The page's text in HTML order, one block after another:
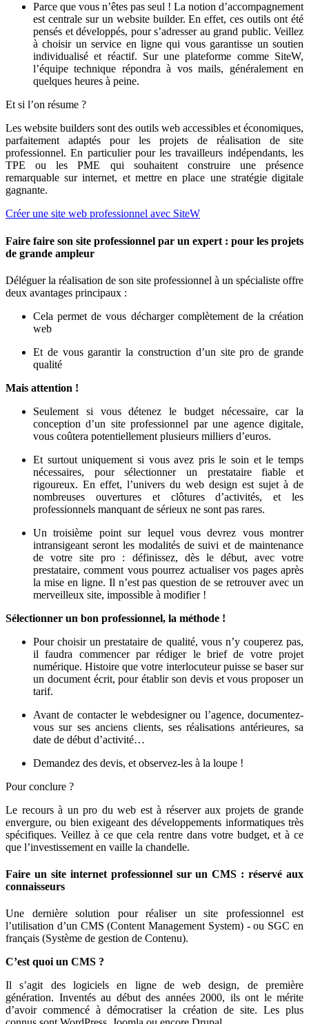
Parce que vous n’êtes pas seul ! La notion d’accompagnement
est centrale sur un website builder. En effet, ces outils ont été
pensés et développés, pour s’adresser au grand public. Veillez
à choisir un service en ligne qui vous garantisse un soutien
individualisé et réactif. Sur une plateforme comme SiteW,
l’équipe technique répondra à vos mails, généralement en
quelques heures à peine.
Et si l’on résume ?
Les website builders sont des outils web accessibles et économiques,
parfaitement adaptés pour les projets de réalisation de site
professionnel. En particulier pour les travailleurs indépendants, les
TPE ou les PME qui souhaitent construire une présence
remarquable sur internet, et mettre en place une stratégie digitale
gagnante.
Créer une site web professionnel avec SiteW
Faire faire son site professionnel par un expert : pour les projets
de grande ampleur
Déléguer la réalisation de son site professionnel à un spécialiste offre
deux avantages principaux :
Cela permet de vous décharger complètement de la création
web
Et de vous garantir la construction d’un site pro de grande
qualité
Mais attention !
Seulement si vous détenez le budget nécessaire, car la
conception d’un site professionnel par une agence digitale,
vous coûtera potentiellement plusieurs milliers d’euros.
Et surtout uniquement si vous avez pris le soin et le temps
nécessaires, pour sélectionner un prestataire fiable et
rigoureux. En effet, l’univers du web design est sujet à de
nombreuses ouvertures et clôtures d’activités, et les
professionnels manquant de sérieux ne sont pas rares.
Un troisième point sur lequel vous devrez vous montrer
intransigeant seront les modalités de suivi et de maintenance
de votre site pro : définissez, dès le début, avec votre
prestataire, comment vous pourrez actualiser vos pages après
la mise en ligne. Il n’est pas question de se retrouver avec un
merveilleux site, impossible à modifier !
Sélectionner un bon professionnel, la méthode !
Pour choisir un prestataire de qualité, vous n’y couperez pas,
il faudra commencer par rédiger le brief de votre projet
numérique. Histoire que votre interlocuteur puisse se baser sur
un document écrit, pour établir son devis et vous proposer un
tarif.
Avant de contacter le webdesigner ou l’agence, documentez-
vous sur ses anciens clients, ses réalisations antérieures, sa
date de début d’activité…
Demandez des devis, et observez-les à la loupe !
Pour conclure ?
Le recours à un pro du web est à réserver aux projets de grande
envergure, ou bien exigeant des développements informatiques très
spécifiques. Veillez à ce que cela rentre dans votre budget, et à ce
que l’investissement en vaille la chandelle.
Faire un site internet professionnel sur un CMS : réservé aux
connaisseurs
Une dernière solution pour réaliser un site professionnel est
l’utilisation d’un CMS (Content Management System) - ou SGC en
français (Système de gestion de Contenu).
C’est quoi un CMS ?
Il s’agit des logiciels en ligne de web design, de première
génération. Inventés au début des années 2000, ils ont le mérite
d’avoir commencé à démocratiser la création de site. Les plus